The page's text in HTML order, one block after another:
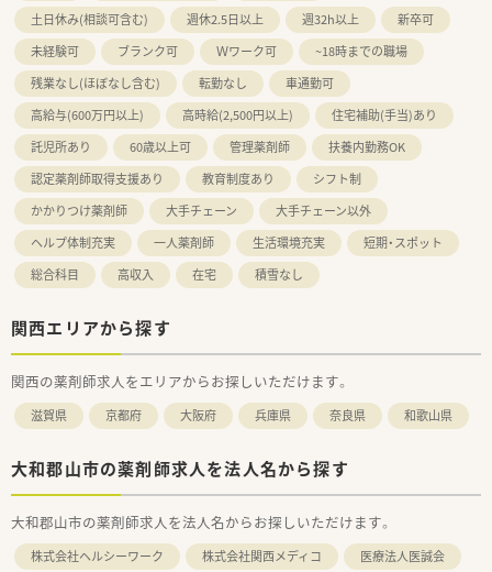
土日休み(相談可含む)
週休2.5日以上 週32h以上
新卒可
未経験可
ブランク可 Ｗワーク可
~18時までの職場
残業なし(ほぼなし含む)
転勤なし
車通勤可
高給与(600万円以上)
高時給(2,500円以上)
住宅補助(手当)あり
託児所あり
60歳以上可 管理薬剤師
扶養内勤務OK
認定薬剤師取得支援あり
教育制度あり
シフト制
かかりつけ薬剤師
大手チェーン
大手チェーン以外
ヘルプ体制充実
一人薬剤師 生活環境充実
短期・スポット
総合科目
高収入 在宅 積雪なし
関西エリアから探す
関西の薬剤師求人をエリアからお探しいただけます。
滋賀県 京都府 大阪府 兵庫県 奈良県 和歌山県
大和郡山市の薬剤師求人を法人名から探す
大和郡山市の薬剤師求人を法人名からお探しいただけます。
株式会社ヘルシーワーク 株式会社関西メディコ
医療法人医誠会